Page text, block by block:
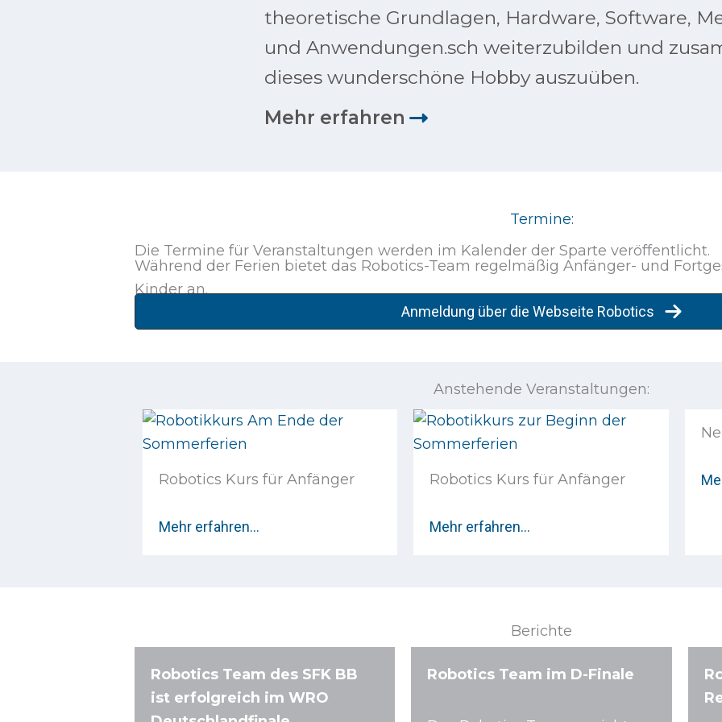
theoretische Grundlagen, Hardware, Software,
und Anwendungen.sch weiterzubilden und
dieses wunderschöne Hobby auszuüben.
Mehr erfahren
Termine:
Die Termine für Veranstaltungen werden im Kalender der Sparte veröffentlicht.
Während der Ferien bietet das Robotics-Team regelmäßig Anfänger- und
Kinder an.
Anmeldung über die Webseite Robotics
Anstehende Veranstaltungen:
Robotics Kurs für Anfänger
Mehr erfahren…
Robotics Kurs für Anfänger
Mehr erfahren…
Berichte
Robotics Team des SFK BB
ist erfolgreich im WRO
Robotics Team im D-Finale